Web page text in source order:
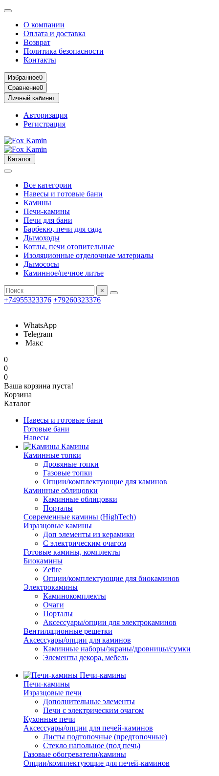
О компании
Оплата и доставка
Возврат
Политика безопасности
Контакты
Избранное0
Сравнение0
Личный кабинет
Авторизация
Регистрация
Каталог
Все категории
Навесы и готовые бани
Камины
Печи-камины
Печи для бани
Барбекю, печи для сада
Дымоходы
Котлы, печи отопительные
Изоляционные отделочные материалы
Дымососы
Каминное/печное литье
×
+74955323376 +79260323376
WhatsApp
Telegram
Макс
0
0
0
Ваша корзина пуста!
Корзина
Каталог
Навесы и готовые бани
Готовые бани
Навесы
Камины
Каминные топки
Дровяные топки
Газовые топки
Опции/комплектующие для каминов
Каминные облицовки
Каминные облицовки
Порталы
Современные камины (HighTech)
Изразцовые камины
Доп элементы из керамики
С электрическим очагом
Готовые камины, комплекты
Биокамины
Zefire
Опции/комплектующие для биокаминов
Электрокамины
Каминокомплекты
Очаги
Порталы
Аксессуары/опции для электрокаминов
Вентиляционные решетки
Аксессуары/опции для каминов
Каминные наборы/экраны/дровницы/сумки
Элементы декора, мебель
Печи-камины
Печи-камины
Изразцовые печи
Дополнительные элементы
Печи с электрическим очагом
Кухонные печи
Аксессуары/опции для печей-каминов
Листы подтопочные (предтопочные)
Стекло напольное (под печь)
Газовые обогреватели/камины
Опции/комплектующие для печей-каминов